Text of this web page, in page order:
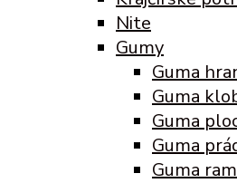
Nite
Gumy
Guma
Guma
Guma
Guma
Guma